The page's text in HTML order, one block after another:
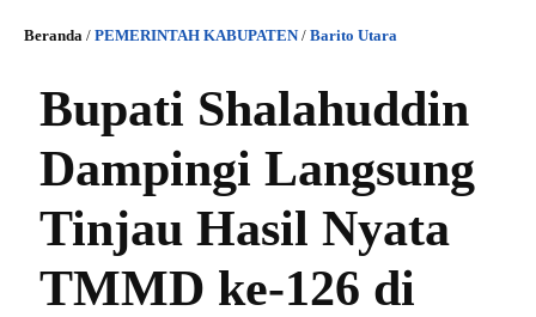
Beranda / PEMERINTAH KABUPATEN/ Barito Utara
Bupati Shalahuddin
Dampingi Langsung
Tinjau Hasil Nyata
TMMD ke-126 di